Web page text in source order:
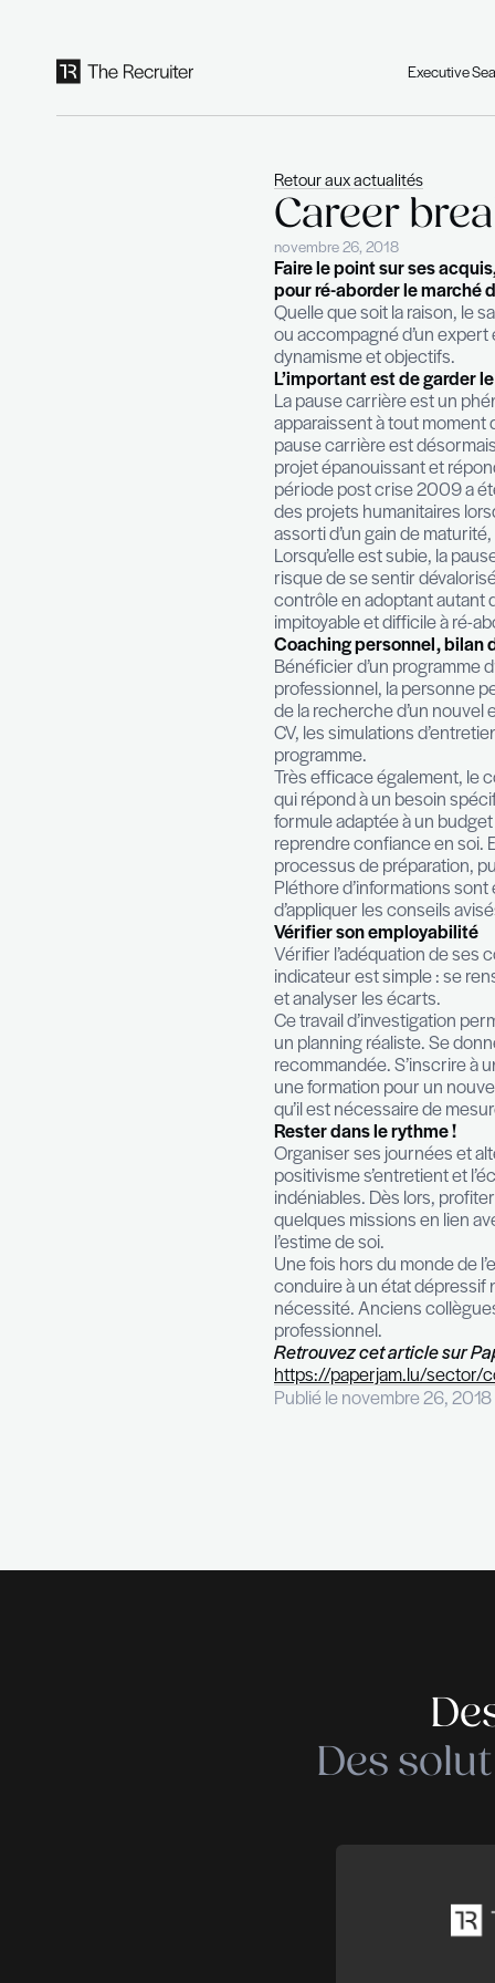
Retour aux
novembre 26,
Faire le point
pour ré-
Quelle que soit
ou
dynamisme et
L’important
La pause
apparaissent à
pause carrière
projet
période post
des projets
assorti d’un
Lorsqu’elle est
risque de se
contrôle en
impitoyable et
Coaching
Bénéficier
professionnel,
de la
CV, les
programme.
Très efficace
qui répond à
formule
reprendre
processus de
Pléthore
d’appliquer les
Vérifier son
Vérifier
indicateur est
et analyser les
Ce travail
un planning
recommandée.
une formation
qu’il est
Rester dans le
Une fois hors
https://
Publié le